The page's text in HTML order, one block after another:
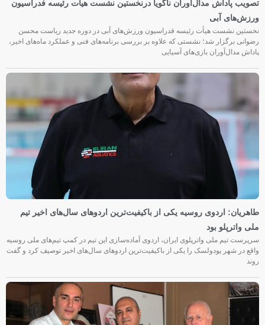
تصویب پاداش مدال‌آوران ناگویا درنخستین نشست هیأت رئیسه فدراسیون
ورزش‌های آبی
نخستین نشست هیأت رئیسه فدراسیون ورزش‌های آبی در دوره جدید ریاست محسن
رضوانی برگزار شد؛ نشستی که علاوه بر بررسی برنامه‌های فنی و عملکرد ماه‌های اخیر،
پاداش مدال‌آوران بازی‌های آسیایی
طاهریان: اردوی روسیه یکی از باکیفیت‌ترین اردوهای سال‌های اخیر تیم
ملی واترپلو بود
سرپرست تیم ملی واترپلوی ایران، اردوی آماده‌سازی این تیم در کمپ تیم‌های ملی روسیه
واقع در شهر پودولسک را یکی از باکیفیت‌ترین اردوهای سال‌های اخیر توصیف کرد و گفت
روند